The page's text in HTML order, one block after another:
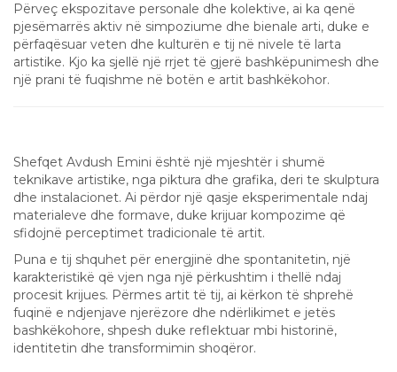
Përveç ekspozitave personale dhe kolektive, ai ka qenë
pjesëmarrës aktiv në simpoziume dhe bienale arti, duke e
përfaqësuar veten dhe kulturën e tij në nivele të larta
artistike. Kjo ka sjellë një rrjet të gjerë bashkëpunimesh dhe
një prani të fuqishme në botën e artit bashkëkohor.
Shefqet Avdush Emini është një mjeshtër i shumë
teknikave artistike, nga piktura dhe grafika, deri te skulptura
dhe instalacionet. Ai përdor një qasje eksperimentale ndaj
materialeve dhe formave, duke krijuar kompozime që
sfidojnë perceptimet tradicionale të artit.
Puna e tij shquhet për energjinë dhe spontanitetin, një
karakteristikë që vjen nga një përkushtim i thellë ndaj
procesit krijues. Përmes artit të tij, ai kërkon të shprehë
fuqinë e ndjenjave njerëzore dhe ndërlikimet e jetës
bashkëkohore, shpesh duke reflektuar mbi historinë,
identitetin dhe transformimin shoqëror.